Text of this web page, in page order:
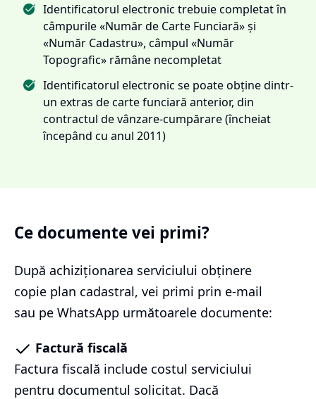
Identificatorul electronic trebuie completat în
câmpurile «Număr de Carte Funciară» și
«Număr Cadastru», câmpul «Număr
Topografic» rămâne necompletat
Identificatorul electronic se poate obține dintr-
un extras de carte funciară anterior, din
contractul de vânzare-cumpărare (încheiat
începând cu anul 2011)
Ce documente vei primi?
După achiziționarea serviciului obținere
copie plan cadastral, vei primi prin e-mail
sau pe WhatsApp următoarele documente:
Factură fiscală
Factura fiscală include costul serviciului
pentru documentul solicitat. Dacă